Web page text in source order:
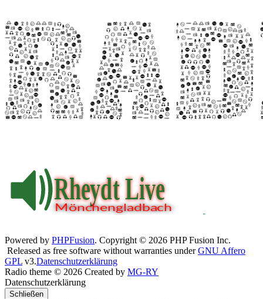
Powered by PHPFusion. Copyright © 2026 PHP Fusion Inc.
Released as free software without warranties underGNU Affero
GPL v3.Datenschutzerklärung
Radio theme © 2026 Created by MG-RY
Datenschutzerklärung
Schließen